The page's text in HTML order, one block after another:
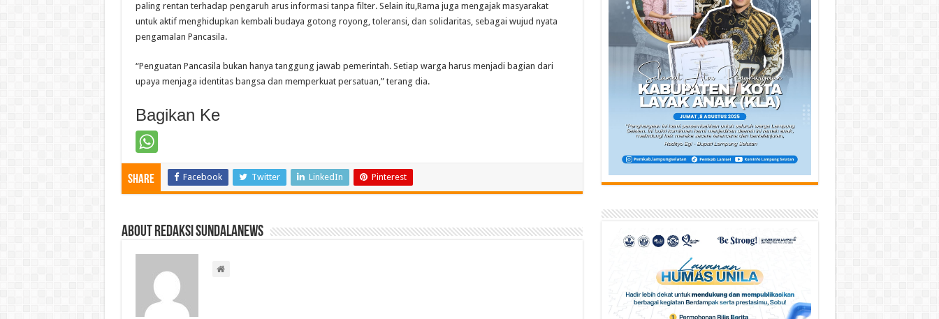
paling rentan terhadap pengaruh arus informasi tanpa filter. Selain itu,Rama juga mengajak masyarakat
untuk aktif menghidupkan kembali budaya gotong royong, toleransi, dan solidaritas, sebagai wujud nyata
pengamalan Pancasila.
“Penguatan Pancasila bukan hanya tanggung jawab pemerintah. Setiap warga harus menjadi bagian dari
upaya menjaga identitas bangsa dan memperkuat persatuan,” terang dia.
Bagikan Ke
Share Facebook Twitter LinkedIn Pinterest
About Redaksi Sundalanews